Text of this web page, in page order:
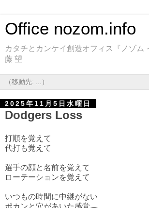
Office nozom.info
カタチとカンケイ創造オフィス『ノゾム
藤 望
2025年11月5日水曜日
Dodgers Loss
打順を覚えて
代打も覚えて
選手の顔と名前を覚えて
ローテーションを覚えて
いつもの時間に中継がない
ポカンと穴があいた感覚🕳️